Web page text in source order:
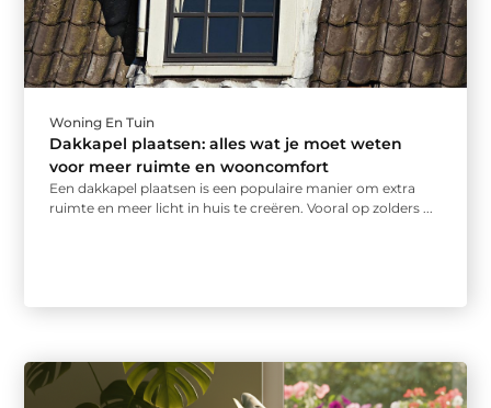
Woning En Tuin
Dakkapel plaatsen: alles wat je moet weten
voor meer ruimte en wooncomfort
Een dakkapel plaatsen is een populaire manier om extra
ruimte en meer licht in huis te creëren. Vooral op zolders ...